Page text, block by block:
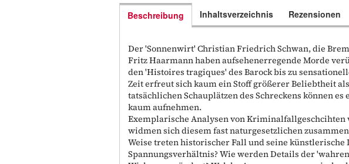
Beschreibung
Der 'Sonnenwirt' Christian Friedrich Schwan, die
Fritz Haarmann haben aufsehenerregende Morde
den 'Histoires tragiques' des Barock bis zu
Zeit erfreut sich kaum ein Stoff größerer Beliebtheit
tatsächlichen Schauplätzen des Schreckens können
kaum aufnehmen.
Exemplarische Analysen von Kriminalfallgeschcihten
widmen sich diesem fast naturgesetzlichen
Weise treten historischer Fall und seine
Spannungsverhältnis? Wie werden Details der
Inhaltsverzeichnis Rezensionen